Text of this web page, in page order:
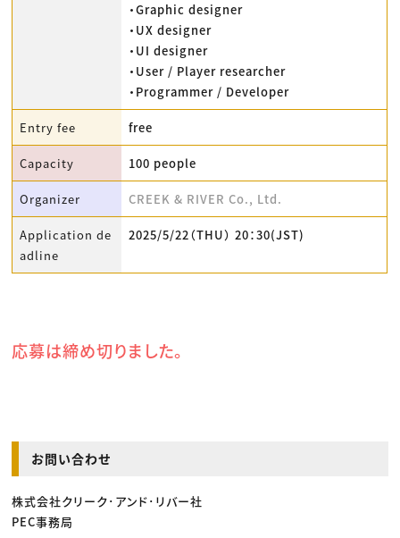
・Graphic designer
・UX designer
・UI designer
・User / Player researcher
・Programmer / Developer
Entry fee free
Capacity 100 people
Organizer CREEK & RIVER Co., Ltd.
Application de
adline
2025/5/22（THU） 20：30(JST)
応募は締め切りました。
お問い合わせ
株式会社クリーク･アンド･リバー社
PEC事務局